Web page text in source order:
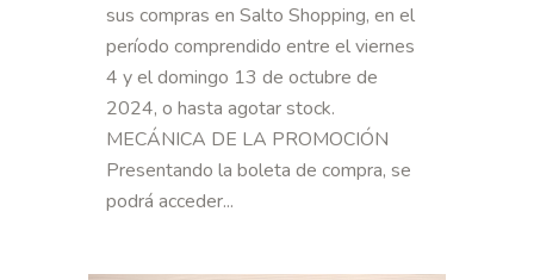
sus compras en Salto Shopping, en el
período comprendido entre el viernes
4 y el domingo 13 de octubre de
2024, o hasta agotar stock.
MECÁNICA DE LA PROMOCIÓN
Presentando la boleta de compra, se
podrá acceder...